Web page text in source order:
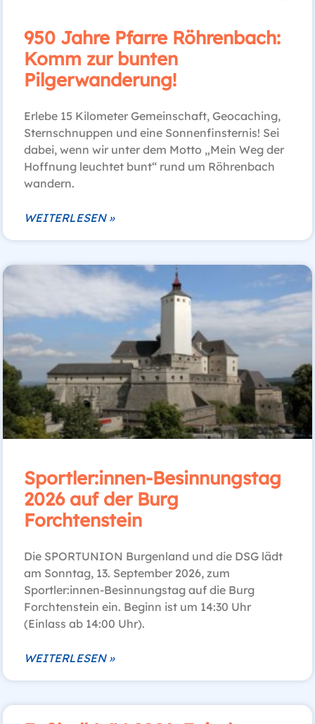
950 Jahre Pfarre Röhrenbach:
Komm zur bunten
Pilgerwanderung!
Erlebe 15 Kilometer Gemeinschaft, Geocaching,
Sternschnuppen und eine Sonnenfinsternis! Sei
dabei, wenn wir unter dem Motto „Mein Weg der
Hoffnung leuchtet bunt“ rund um Röhrenbach
wandern.
WEITERLESEN »
Sportler:innen‑Besinnungstag
2026 auf der Burg
Forchtenstein
Die SPORTUNION Burgenland und die DSG lädt
am Sonntag, 13. September 2026, zum
Sportler:innen‑Besinnungstag auf die Burg
Forchtenstein ein. Beginn ist um 14:30 Uhr
(Einlass ab 14:00 Uhr).
WEITERLESEN »